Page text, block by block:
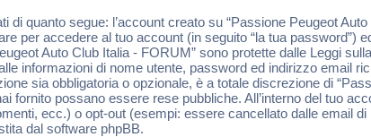
quanto segue: l’account creato su “Passione Peugeot
per accedere al tuo account (in seguito “la tua password”)
Auto Club Italia - FORUM” sono protette dalle Leggi
informazioni di nome utente, password ed indirizzo email
sia obbligatoria o opzionale, è a totale discrezione di
fornito possano essere rese pubbliche. All’interno del tuo
ecc.) o opt-out (esempi: essere cancellato dalle email
dal software phpBB.